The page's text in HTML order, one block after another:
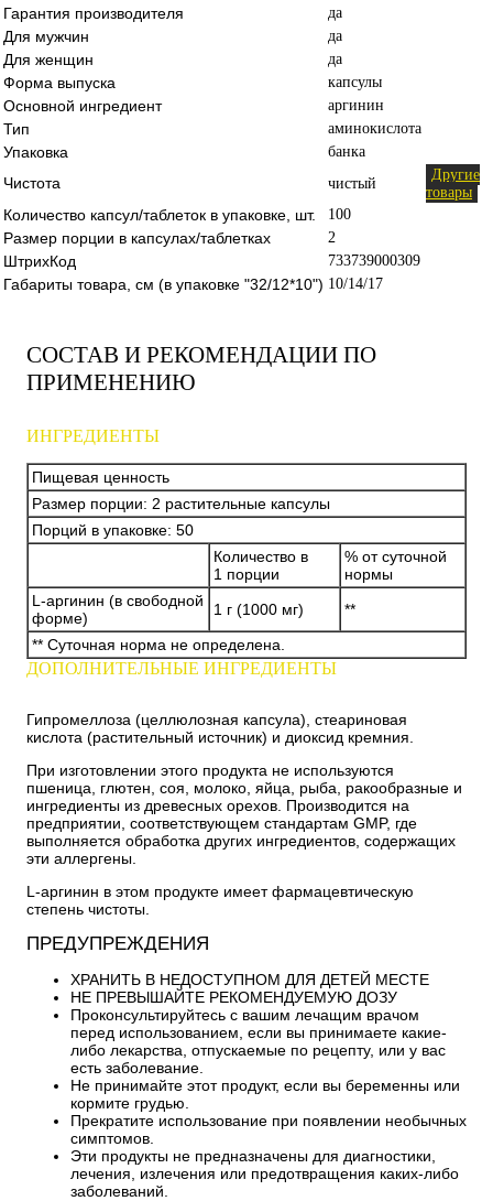
Гарантия производителя да
Для мужчин да
Для женщин да
Форма выпуска капсулы
Основной ингредиент аргинин
Тип аминокислота
Упаковка банка
Чистота чистый
Другие
товары
Количество капсул/таблеток в упаковке, шт. 100
Размер порции в капсулах/таблетках 2
ШтрихКод 733739000309
Габариты товара, см (в упаковке "32/12*10") 10/14/17
СОСТАВ И РЕКОМЕНДАЦИИ ПО
ПРИМЕНЕНИЮ
ИНГРЕДИЕНТЫ
Пищевая ценность
Размер порции: 2 растительные капсулы
Порций в упаковке: 50
Количество в
1 порции
% от суточной
нормы
L-аргинин (в свободной
форме)
1 г (1000 мг)
**
** Суточная норма не определена.
ДОПОЛНИТЕЛЬНЫЕ ИНГРЕДИЕНТЫ
Гипромеллоза (целлюлозная капсула), стеариновая
кислота (растительный источник) и диоксид кремния.
При изготовлении этого продукта не используются
пшеница, глютен, соя, молоко, яйца, рыба, ракообразные и
ингредиенты из древесных орехов. Производится на
предприятии, соответствующем стандартам GMP, где
выполняется обработка других ингредиентов, содержащих
эти аллергены.
L-аргинин в этом продукте имеет фармацевтическую
степень чистоты.
ПРЕДУПРЕЖДЕНИЯ
ХРАНИТЬ В НЕДОСТУПНОМ ДЛЯ ДЕТЕЙ МЕСТЕ
НЕ ПРЕВЫШАЙТЕ РЕКОМЕНДУЕМУЮ ДОЗУ
Проконсультируйтесь с вашим лечащим врачом
перед использованием, если вы принимаете какие-
либо лекарства, отпускаемые по рецепту, или у вас
есть заболевание.
Не принимайте этот продукт, если вы беременны или
кормите грудью.
Прекратите использование при появлении необычных
симптомов.
Эти продукты не предназначены для диагностики,
лечения, излечения или предотвращения каких-либо
заболеваний.